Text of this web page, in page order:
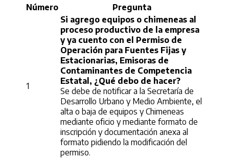
Número
Pregunta
1
Si agrego equipos o chimeneas al
proceso productivo de la empresa
y ya cuento con el Permiso de
Operación para Fuentes Fijas y
Estacionarias, Emisoras de
Contaminantes de Competencia
Estatal, ¿Qué debo de hacer?
Se debe de notificar a la Secretaría de
Desarrollo Urbano y Medio Ambiente, el
alta o baja de equipos y Chimeneas
mediante oficio y mediante formato de
inscripción y documentación anexa al
formato pidiendo la modificación del
permiso.